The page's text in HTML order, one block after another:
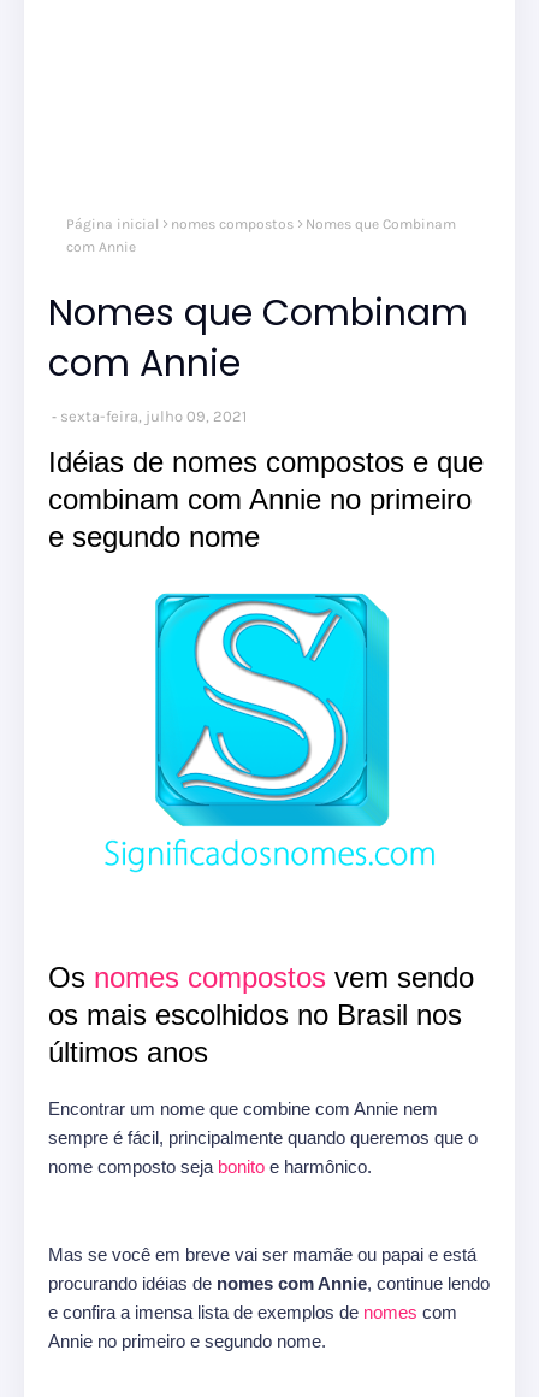
Página inicial nomes compostos
Nomes que Combinam
com Annie
Nomes que Combinam
com Annie
sexta-feira, julho 09, 2021
Idéias de nomes compostos e que
combinam com Annie no primeiro
e segundo nome
Os nomes compostos vem sendo
os mais escolhidos no Brasil nos
últimos anos
Encontrar um nome que combine com Annie nem
sempre é fácil, principalmente quando queremos que o
nome composto seja bonito e harmônico.
Mas se você em breve vai ser mamãe ou papai e está
procurando idéias de nomes com Annie, continue lendo
e confira a imensa lista de exemplos de nomes com
Annie no primeiro e segundo nome.